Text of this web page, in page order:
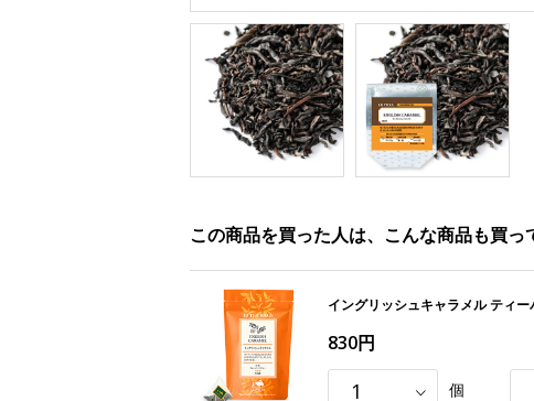
この商品を買った人は、こんな商品も買っ
イングリッシュキャラメル ティ
830円
個